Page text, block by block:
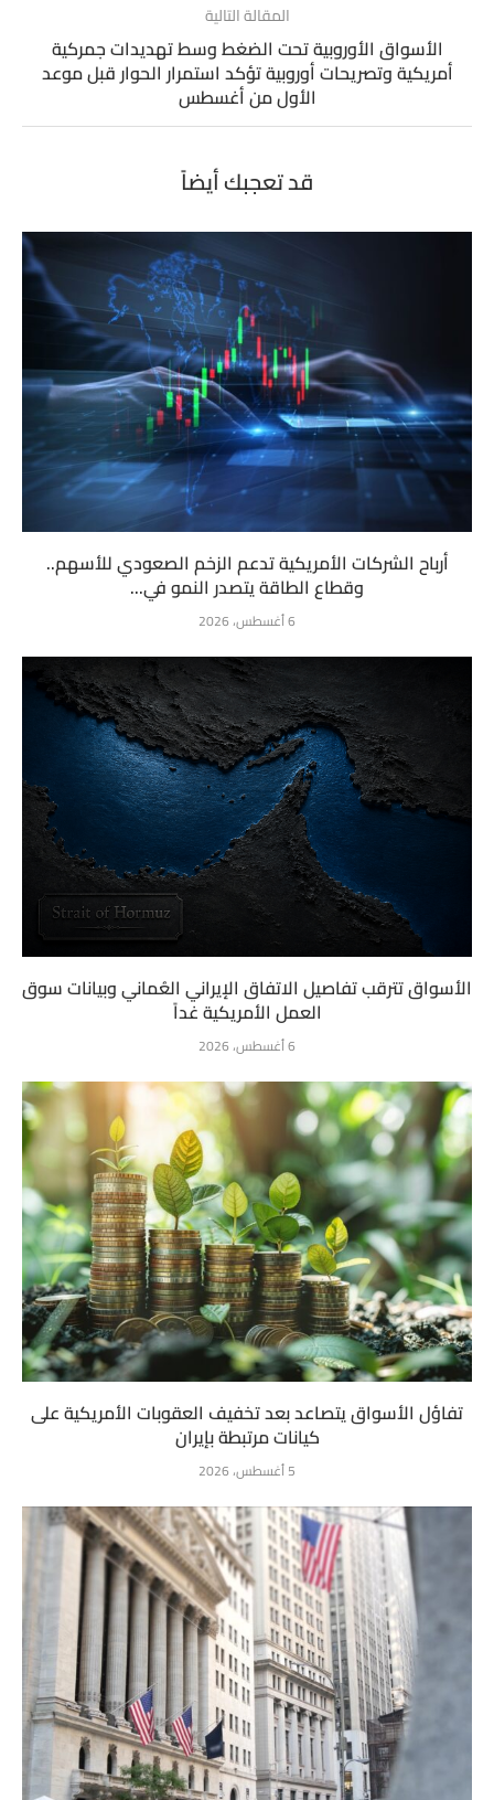
المقالة التالية
الأسواق الأوروبية تحت الضغط وسط تهديدات جمركية
أمريكية وتصريحات أوروبية تؤكد استمرار الحوار قبل موعد
الأول من أغسطس
قد تعجبك أيضاً
أرباح الشركات الأمريكية تدعم الزخم الصعودي للأسهم..
وقطاع الطاقة يتصدر النمو في...
6 أغسطس، 2026
الأسواق تترقب تفاصيل الاتفاق الإيراني العُماني وبيانات سوق
العمل الأمريكية غداً
6 أغسطس، 2026
تفاؤل الأسواق يتصاعد بعد تخفيف العقوبات الأمريكية على
كيانات مرتبطة بإيران
5 أغسطس، 2026